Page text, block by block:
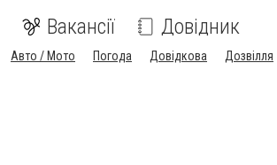
Вакансії Довідник
Авто / Мото Погода Довідкова Дозвілля